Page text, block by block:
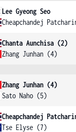
Lee Gyeong Seo
Cheapchandej
Chanta Aunchisa (2)
Zhang Junhan (4)
Zhang Junhan (4)
Sato Naho (5)
Cheapchandej
Tse Elyse (7)